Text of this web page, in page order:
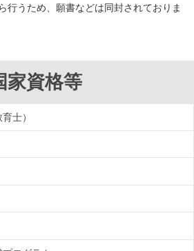
行うため、願書などは同封されておりま
家資格等
士）